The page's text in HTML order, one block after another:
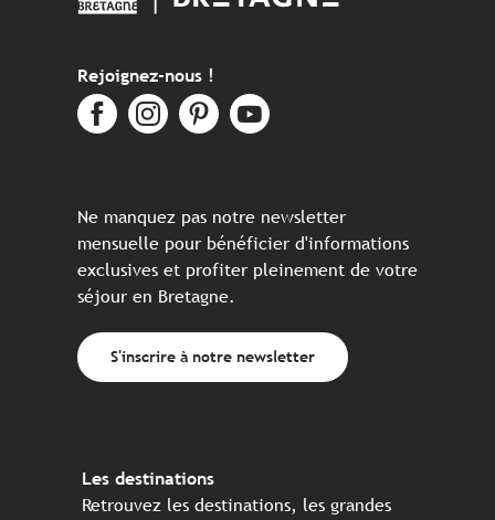
Rejoignez-nous !
Ne manquez pas notre newsletter
mensuelle pour bénéficier d'informations
exclusives et profiter pleinement de votre
séjour en Bretagne.
S'inscrire à notre newsletter
Les destinations
Retrouvez les destinations, les grandes